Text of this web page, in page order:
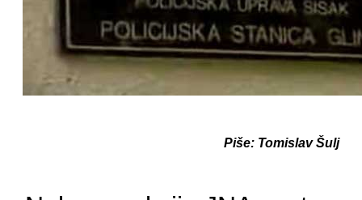
Piše: Tomislav Šulj